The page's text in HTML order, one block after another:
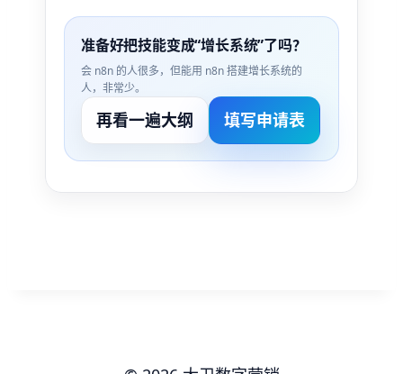
准备好把技能变成“增长系统”了吗？
会 n8n 的人很多，但能用 n8n 搭建增长系统的
人，非常少。
再看一遍大纲 填写申请表